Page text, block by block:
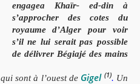
engagea Khaïr- ed-din à
s’approcher des cotes du
royaume d’Alger pour voir
s’il ne lui serait pas possible
de délivrer Bégiajé des mains
qui sont à l’ouest de Gigel (1). Un